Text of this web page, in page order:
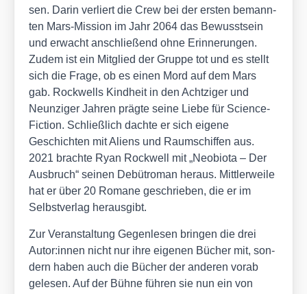
sen. Dar­in ver­liert die Crew bei der ers­ten bemann­
ten Mars-Mis­si­on im Jahr 2064 das Bewusst­sein
und erwacht anschlie­ßend ohne Erin­ne­run­gen.
Zudem ist ein Mit­glied der Grup­pe tot und es stellt
sich die Fra­ge, ob es einen Mord auf dem Mars
gab. Rock­wells Kind­heit in den Acht­zi­ger und
Neun­zi­ger Jah­ren präg­te sei­ne Lie­be für Sci­ence-
Fic­tion. Schließ­lich dach­te er sich eige­ne
Geschich­ten mit Ali­ens und Raum­schif­fen aus.
2021 brach­te Ryan Rock­well mit „Neo­bio­ta – Der
Aus­bruch“ sei­nen Debüt­ro­man her­aus. Mitt­ler­wei­le
hat er über 20 Roma­ne geschrie­ben, die er im
Selbst­ver­lag her­aus­gibt.
Zur Ver­an­stal­tung Gegen­le­sen brin­gen die drei
Autor:innen nicht nur ihre eige­nen Bücher mit, son­
dern haben auch die Bücher der ande­ren vor­ab
gele­sen. Auf der Büh­ne füh­ren sie nun ein von